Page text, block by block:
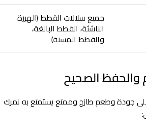
جميع سلالات القطط (الهررة
الناشئة، القطط البالغة،
والقطط المسنة)
والحفظ الصحيح
جودة وطعم طازج وممتع يستمتع به نمرك